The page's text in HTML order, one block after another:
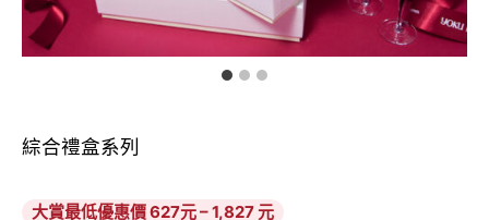
綜合禮盒系列
大賞最低優惠價 627元 – 1,827 元